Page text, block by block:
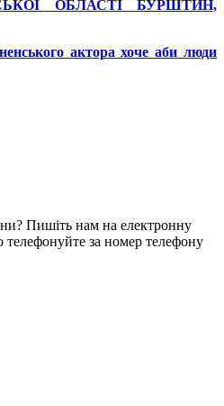
ОБЛАСТІ БУРШТИН,
актора хоче аби люди
Пишіть нам на електронну
телефонуйте за номер телефону